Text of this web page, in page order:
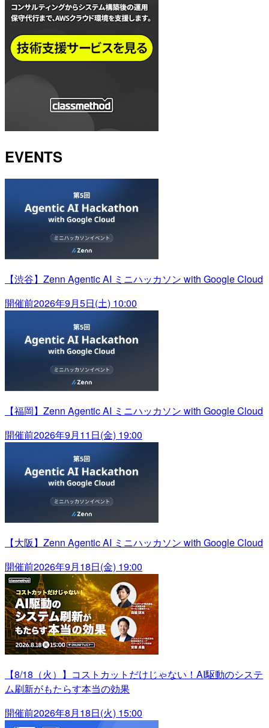
EVENTS
【渋谷】Zenn Agentic AI ミニハッカソン with Google Cloud
開催前2026年9月5日(土) 10:00
【福岡】Zenn Agentic AI ミニハッカソン with Google Cloud
開催前2026年9月11日(金) 19:00
【大阪】Zenn Agentic AI ミニハッカソン with Google Cloud
開催前2026年9月18日(金) 19:00
【8/18（火）】コストカットだけじゃない！AI駆動のシステ
ム刷新がもたらす本当の効果
開催前2026年8月18日(火) 15:00